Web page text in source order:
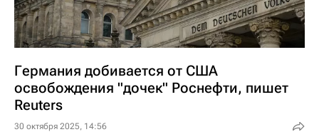
Германия добивается от США
освобождения "дочек" Роснефти, пишет
Reuters
30 октября 2025, 14:56